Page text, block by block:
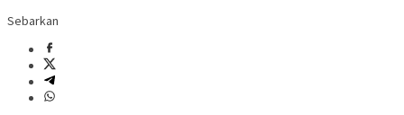
Sebarkan